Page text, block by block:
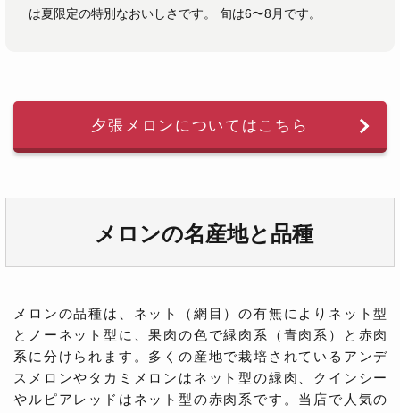
は夏限定の特別なおいしさです。 旬は6〜8月です。
夕張メロンについてはこちら
メロンの名産地と品種
メロンの品種は、ネット（網目）の有無によりネット型
とノーネット型に、果肉の色で緑肉系（青肉系）と赤肉
系に分けられます。多くの産地で栽培されているアンデ
スメロンやタカミメロンはネット型の緑肉、クインシー
やルピアレッドはネット型の赤肉系です。当店で人気の